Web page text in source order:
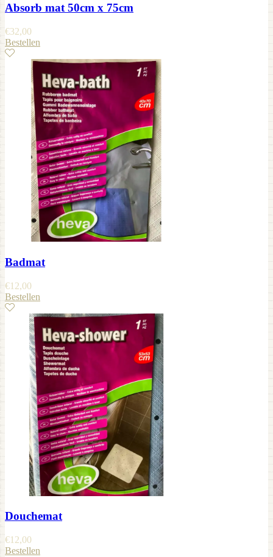
Absorb mat 50cm x 75cm
€32,00
Bestellen
Badmat
€12,00
Bestellen
Douchemat
€12,00
Bestellen